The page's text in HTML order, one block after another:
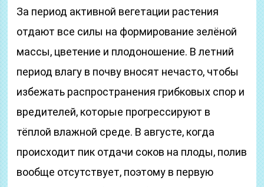
За период активной вегетации растения
отдают все силы на формирование зелёной
массы, цветение и плодоношение. В летний
период влагу в почву вносят нечасто, чтобы
избежать распространения грибковых спор и
вредителей, которые прогрессируют в
тёплой влажной среде. В августе, когда
происходит пик отдачи соков на плоды, полив
вообще отсутствует, поэтому в первую